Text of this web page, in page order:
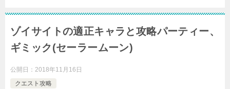
ゾイサイトの適正キャラと攻略パーティー、
ギミック(セーラームーン)
公開日： 2018年11月16日
クエスト攻略